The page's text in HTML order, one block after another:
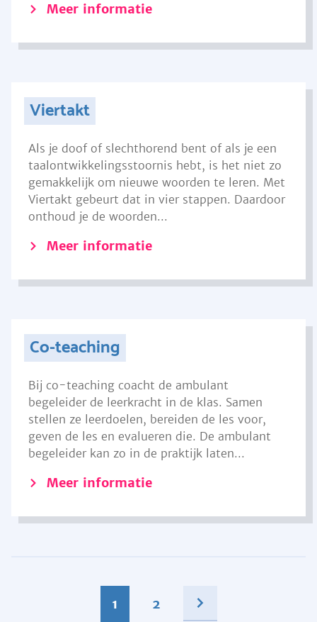
Meer informatie
Viertakt
Als je doof of slechthorend bent of als je een
taalontwikkelingsstoornis hebt, is het niet zo
gemakkelijk om nieuwe woorden te leren. Met
Viertakt gebeurt dat in vier stappen. Daardoor
onthoud je de woorden...
Meer informatie
Co-teaching
Bij co-teaching coacht de ambulant
begeleider de leerkracht in de klas. Samen
stellen ze leerdoelen, bereiden de les voor,
geven de les en evalueren die. De ambulant
begeleider kan zo in de praktijk laten...
Meer informatie
1 2